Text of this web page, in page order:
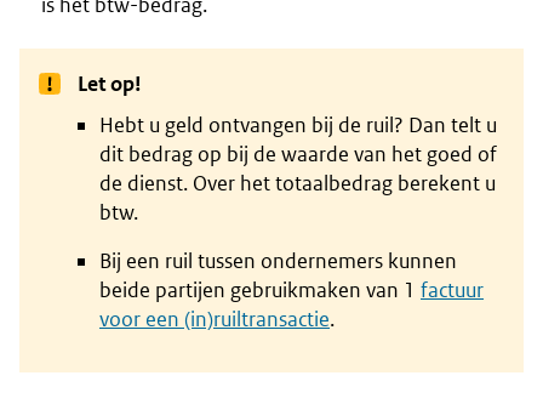
Let op!
Hebt u geld ontvangen bij de ruil? Dan telt u
dit bedrag op bij de waarde van het goed of
de dienst. Over het totaalbedrag berekent u
btw.
Bij een ruil tussen ondernemers kunnen
beide partijen gebruikmaken van 1 factuur
voor een (in)ruiltransactie.